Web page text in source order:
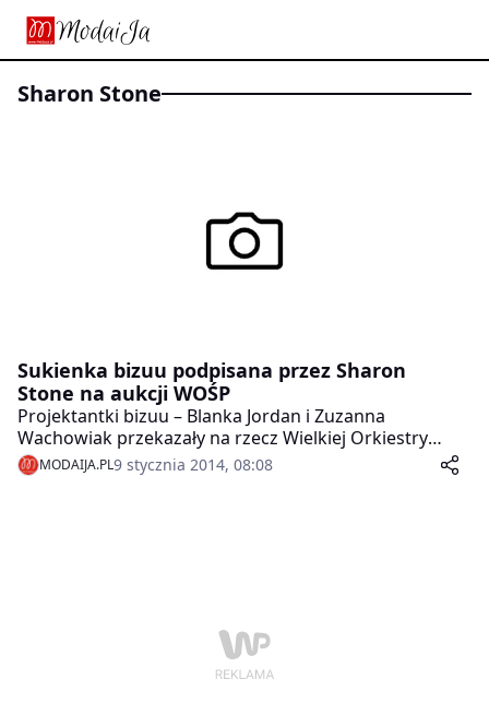
Sharon Stone
Sukienka bizuu podpisana przez Sharon
Stone na aukcji WOŚP
Projektantki bizuu – Blanka Jordan i Zuzanna
Wachowiak przekazały na rzecz Wielkiej Orkiestry
Świątecznej Pomocy sukienkę OLIVIA z kolekcji jesień-
zima 2013/14. Kreacja jest niepowtarzalna, ponieważ
MODAIJA.PL9 stycznia 2014, 08:08